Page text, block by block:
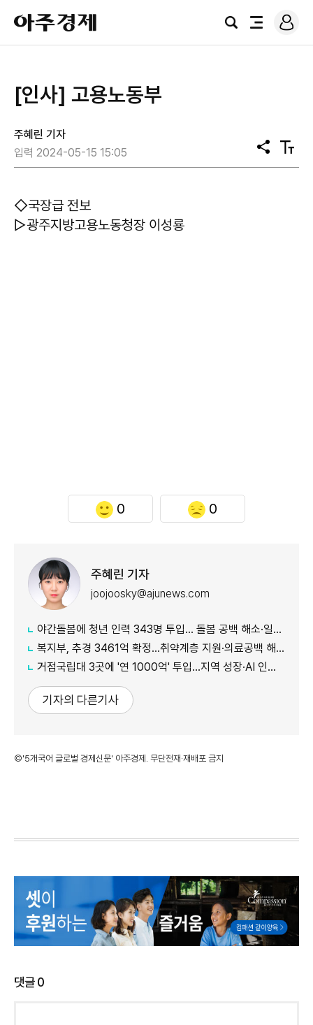
아
주
경
검
전
로
그
[인사] 고용노동부
주혜린 기자
입력 2024-05-15 15:05
공
유
텍
스
◇국장급 전보
▷광주지방고용노동청장 이성룡
0 0
주혜린 기자
joojoosky@ajunews.com
야간돌봄에 청년 인력 343명 투입… 돌봄 공백 해소·일자리 확대 추진
복지부, 추경 3461억 확정…취약계층 지원·의료공백 해소 강화
거점국립대 3곳에 '연 1000억' 투입…지역 성장·AI 인재 거점 육성
기자의 다른기사
©'5개국어 글로벌 경제신문' 아주경제. 무단전재·재배포 금지
댓글0